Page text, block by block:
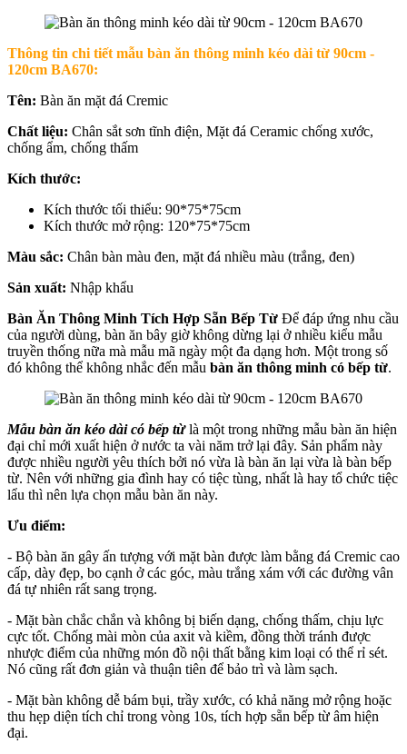
Thông tin chi tiết mẫu bàn ăn thông minh kéo dài từ 90cm -
120cm BA670:
Tên: Bàn ăn mặt đá Cremic
Chất liệu: Chân sắt sơn tĩnh điện, Mặt đá Ceramic chống xước,
chống ẩm, chống thấm
Kích thước:
Kích thước tối thiểu: 90*75*75cm
Kích thước mở rộng: 120*75*75cm
Màu sắc: Chân bàn màu đen, mặt đá nhiều màu (trắng, đen)
Sản xuất: Nhập khẩu
Bàn Ăn Thông Minh Tích Hợp Sẵn Bếp Từ Để đáp ứng nhu cầu
của người dùng, bàn ăn bây giờ không dừng lại ở nhiều kiểu mẫu
truyền thống nữa mà mẫu mã ngày một đa dạng hơn. Một trong số
đó không thể không nhắc đến mẫu bàn ăn thông minh có bếp từ.
Mẫu bàn ăn kéo dài có bếp từlà một trong những mẫu bàn ăn hiện
đại chỉ mới xuất hiện ở nước ta vài năm trở lại đây. Sản phẩm này
được nhiều người yêu thích bởi nó vừa là bàn ăn lại vừa là bàn bếp
từ. Nên với những gia đình hay có tiệc tùng, nhất là hay tổ chức tiệc
lẩu thì nên lựa chọn mẫu bàn ăn này.
Ưu điểm:
- Bộ bàn ăn gây ấn tượng với mặt bàn được làm bằng đá Cremic cao
cấp, dày đẹp, bo cạnh ở các góc, màu trắng xám với các đường vân
đá tự nhiên rất sang trọng.
- Mặt bàn chắc chắn và không bị biến dạng, chống thấm, chịu lực
cực tốt. Chống mài mòn của axit và kiềm, đồng thời tránh được
nhược điểm của những món đồ nội thất bằng kim loại có thể rỉ sét.
Nó cũng rất đơn giản và thuận tiên để bảo trì và làm sạch.
- Mặt bàn không dễ bám bụi, trầy xước, có khả năng mở rộng hoặc
thu hẹp diện tích chỉ trong vòng 10s, tích hợp sẵn bếp từ âm hiện
đại.